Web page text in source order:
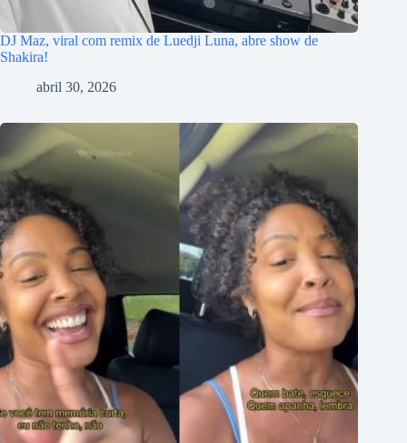
DJ Maz, viral com remix de Luedji Luna, abre show de
Shakira!
abril 30, 2026